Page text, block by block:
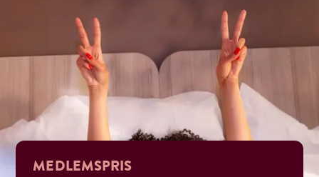
MEDLEMSPRIS